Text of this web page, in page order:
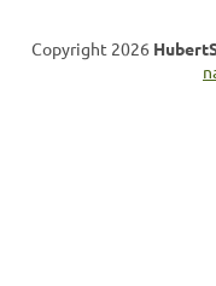
Copyright 2026